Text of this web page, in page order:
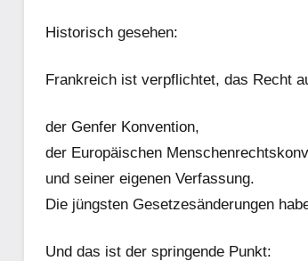
Historisch gesehen:
Frankreich ist verpflichtet, das Recht
der Genfer Konvention,
der Europäischen
und seiner eigenen Verfassung.
Die jüngsten Gesetzesänderungen
Und das ist der springende Punkt: